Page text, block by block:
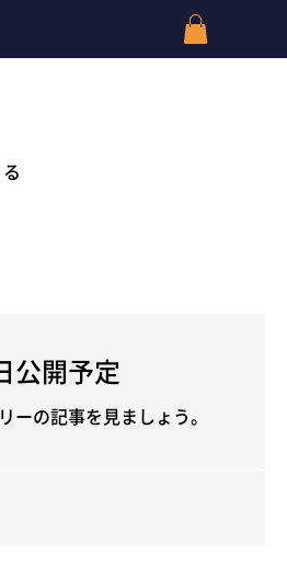
公開予定
ーの記事を見ましょう。